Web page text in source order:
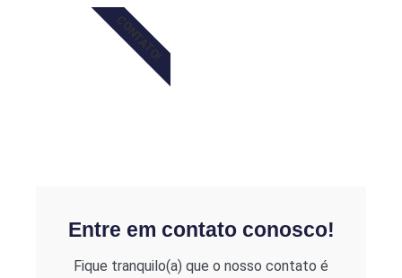
Entre em contato conosco!
Fique tranquilo(a) que o nosso contato é
CONTATO!